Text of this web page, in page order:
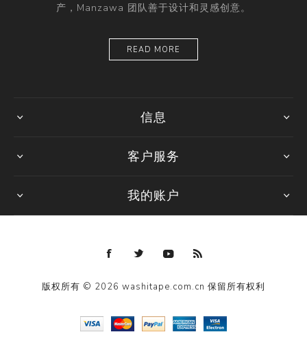
产，Manzawa 团队善于设计和灵感创意。
READ MORE
信息
客户服务
我的账户
版权所有 © 2026 washitape.com.cn 保留所有权利